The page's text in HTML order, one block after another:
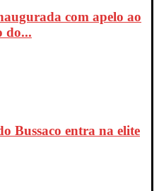
com apelo ao
do...
Bussaco entra na elite